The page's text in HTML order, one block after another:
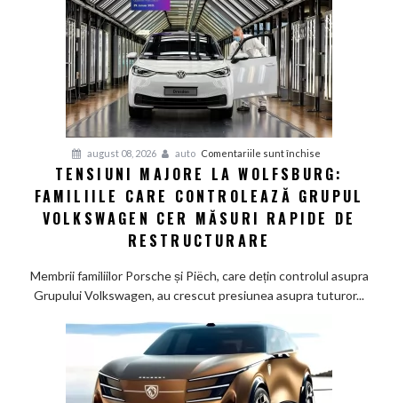
auto
germani,
arată
un
studiu
recent
august 08, 2026 auto Comentariile sunt închise
Tensiuni
majore
la
care
măsuri
rapide
TENSIUNI MAJORE LA WOLFSBURG:
FAMILIILE CARE CONTROLEAZĂ GRUPUL
VOLKSWAGEN CER MĂSURI RAPIDE DE
RESTRUCTURARE
Membrii familiilor Porsche și Piëch, care dețin controlul asupra
Grupului Volkswagen, au crescut presiunea asupra tuturor...